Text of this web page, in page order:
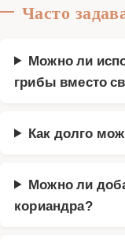
Часто
Можно ли
грибы вместо
Как долго
Можно ли
кориандра?